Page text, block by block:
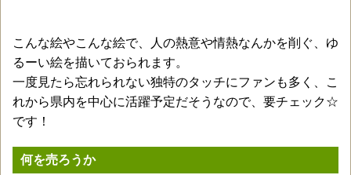
こんな絵やこんな絵で、人の熱意や情熱なんかを削ぐ、ゆ
るーい絵を描いておられます。
一度見たら忘れられない独特のタッチにファンも多く、こ
れから県内を中心に活躍予定だそうなので、要チェック☆
です！
何を売ろうか